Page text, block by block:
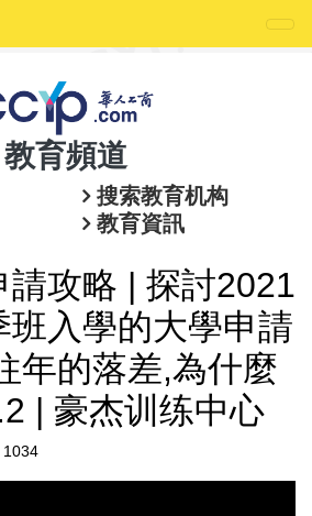
教育頻道
搜索教育机构
教育資訊
請攻略 | 探討2021
班入學的大學申請
年的落差,為什麼
| 豪杰训练中心
1034